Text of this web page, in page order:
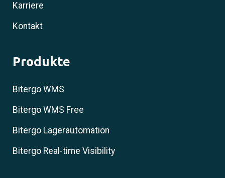
Karriere
Kontakt
Produkte
Bitergo WMS
Bitergo WMS Free
Bitergo Lagerautomation
Bitergo Real-time Visibility